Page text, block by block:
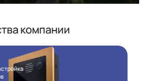
компании